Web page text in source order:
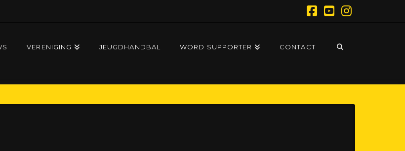
VERENIGING JEUGDHANDBAL WORD SUPPORTER CONTACT